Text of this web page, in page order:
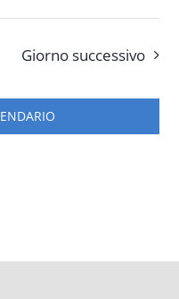
Giorno successivo